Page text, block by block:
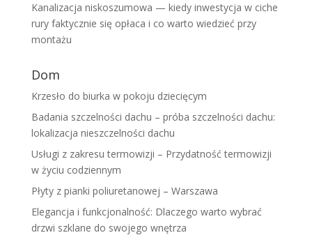
Kanalizacja niskoszumowa — kiedy inwestycja w ciche
rury faktycznie się opłaca i co warto wiedzieć przy
montażu
Dom
Krzesło do biurka w pokoju dziecięcym
Badania szczelności dachu – próba szczelności dachu:
lokalizacja nieszczelności dachu
Usługi z zakresu termowizji – Przydatność termowizji
w życiu codziennym
Płyty z pianki poliuretanowej – Warszawa
Elegancja i funkcjonalność: Dlaczego warto wybrać
drzwi szklane do swojego wnętrza